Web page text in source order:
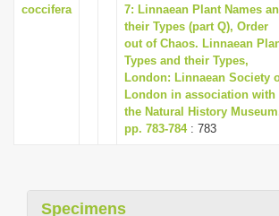
coccifera
7: Linnaean Plant Names
their Types (part Q), Order
out of Chaos. Linnaean
Types and their Types,
London: Linnaean Society
London in association with
the Natural History
pp. 783-784: 783
Specimens